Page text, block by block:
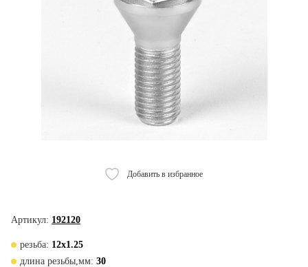
Добавить в избранное
Артикул: 192120
резьба: 12х1.25
длина резьбы,мм: 30